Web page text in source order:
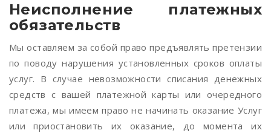
Неисполнение платежных
обязательств
Мы оставляем за собой право предъявлять претензии
по поводу нарушения установленных сроков оплаты
услуг. В случае невозможности списания денежных
средств с вашей платежной карты или очередного
платежа, мы имеем право не начинать оказание Услуг
или приостановить их оказание, до момента их